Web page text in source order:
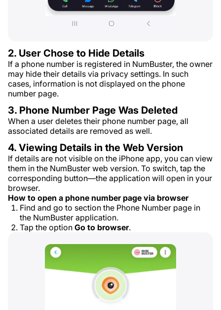
2. User Chose to Hide Details
If a phone number is registered in NumBuster, the owner
may hide their details via privacy settings. In such
cases, information is not displayed on the phone
number page.
3. Phone Number Page Was Deleted
When a user deletes their phone number page, all
associated details are removed as well.
4. Viewing Details in the Web Version
If details are not visible on the iPhone app, you can view
them in the NumBuster web version. To switch, tap the
corresponding button—the application will open in your
browser.
How to open a phone number page via browser
Find and go to section the Phone Number page in
the NumBuster application.
Tap the option Go to browser.